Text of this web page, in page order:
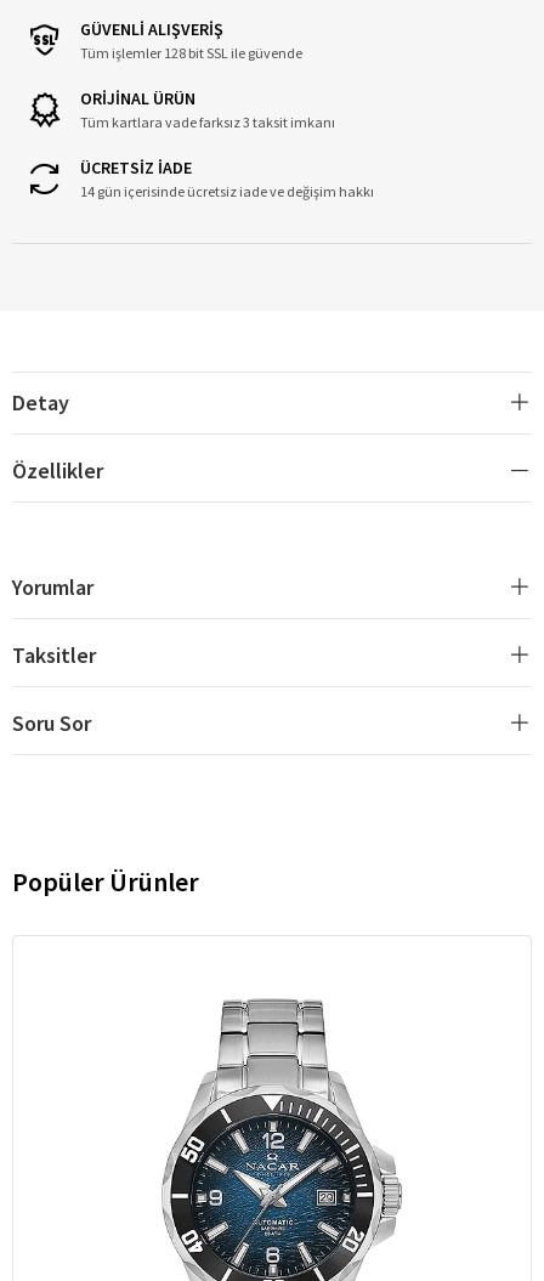
GÜVENLİ ALIŞVERİŞ
Tüm işlemler 128 bit SSL ile güvende
ORİJİNAL ÜRÜN
Tüm kartlara vade farksız 3 taksit imkanı
ÜCRETSİZ İADE
14 gün içerisinde ücretsiz iade ve değişim hakkı
Detay
Özellikler
Yorumlar
Taksitler
Soru Sor
Popüler Ürünler